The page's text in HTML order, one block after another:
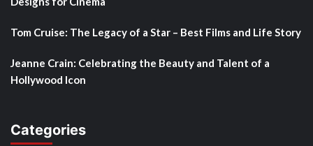
Tom Cruise: The Legacy of a Star – Best Films and Life Story
Jeanne Crain: Celebrating the Beauty and Talent of a
Hollywood Icon
Categories